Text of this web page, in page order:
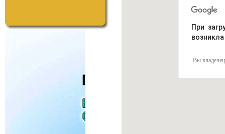
При
Вы владелец